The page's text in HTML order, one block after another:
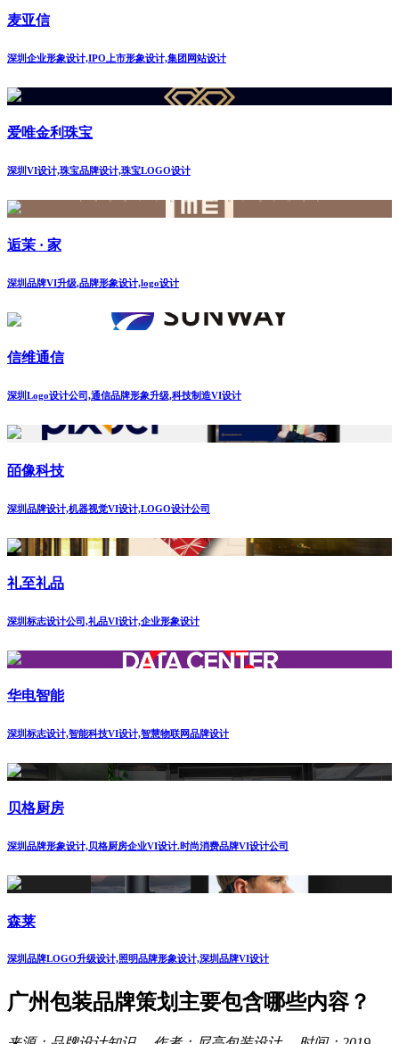
麦亚信
深圳企业形象设计,IPO上市形象设计,集团网站设计
爱唯金利珠宝
深圳VI设计,珠宝品牌设计,珠宝LOGO设计
逅茉 · 家
深圳品牌VI升级,品牌形象设计,logo设计
信维通信
深圳Logo设计公司,通信品牌形象升级,科技制造VI设计
皕像科技
深圳品牌设计,机器视觉VI设计,LOGO设计公司
礼至礼品
深圳标志设计公司,礼品VI设计,企业形象设计
华电智能
深圳标志设计,智能科技VI设计,智慧物联网品牌设计
贝格厨房
深圳品牌形象设计,贝格厨房企业VI设计.时尚消费品牌VI设计公司
森莱
深圳品牌LOGO升级设计,照明品牌形象设计,深圳品牌VI设计
广州包装品牌策划主要包含哪些内容？